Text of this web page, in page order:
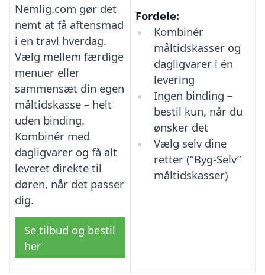
Nemlig.com gør det
nemt at få aftensmad
i en travl hverdag.
Vælg mellem færdige
menuer eller
sammensæt din egen
måltidskasse – helt
uden binding.
Kombinér med
dagligvarer og få alt
leveret direkte til
døren, når det passer
dig.
Se tilbud og bestil
her
Fordele:
Kombinér
måltidskasser og
dagligvarer i én
levering
Ingen binding –
bestil kun, når du
ønsker det
Vælg selv dine
retter (“Byg-Selv”
måltidskasser)